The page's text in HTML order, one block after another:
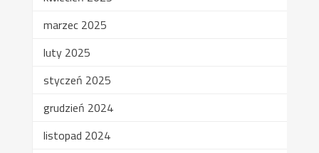
marzec 2025
luty 2025
styczeń 2025
grudzień 2024
listopad 2024